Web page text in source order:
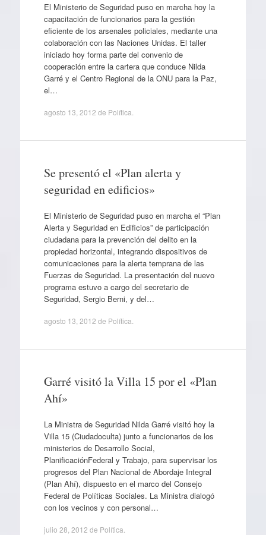
El Ministerio de Seguridad puso en marcha hoy la
capacitación de funcionarios para la gestión
eficiente de los arsenales policiales, mediante una
colaboración con las Naciones Unidas. El taller
iniciado hoy forma parte del convenio de
cooperación entre la cartera que conduce Nilda
Garré y el Centro Regional de la ONU para la Paz,
el…
agosto 13, 2012 de Política
Se presentó el «Plan alerta y
seguridad en edificios»
El Ministerio de Seguridad puso en marcha el “Plan
Alerta y Seguridad en Edificios” de participación
ciudadana para la prevención del delito en la
propiedad horizontal, integrando dispositivos de
comunicaciones para la alerta temprana de las
Fuerzas de Seguridad. La presentación del nuevo
programa estuvo a cargo del secretario de
Seguridad, Sergio Berni, y del…
agosto 13, 2012 de Política
Garré visitó la Villa 15 por el «Plan
Ahí»
La Ministra de Seguridad Nilda Garré visitó hoy la
Villa 15 (Ciudadoculta) junto a funcionarios de los
ministerios de Desarrollo Social,
PlanificaciónFederal y Trabajo, para supervisar los
progresos del Plan Nacional de Abordaje Integral
(Plan Ahí), dispuesto en el marco del Consejo
Federal de Políticas Sociales. La Ministra dialogó
con los vecinos y con personal…
julio 28, 2012 de Política